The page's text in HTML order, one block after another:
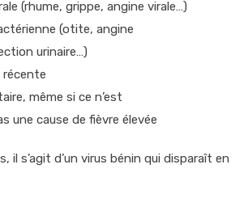
(rhume, grippe, angine virale…)
(otite, angine
urinaire…)
, même si ce n’est
une cause de fièvre élevée
il s’agit d’un virus bénin qui disparaît en